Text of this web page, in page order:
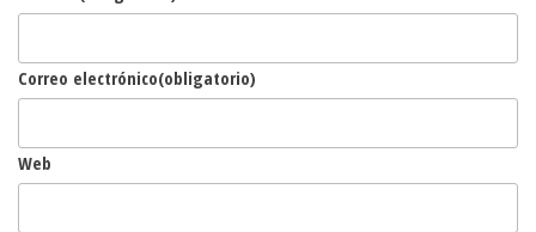
Correo electrónico(obligatorio)
Web